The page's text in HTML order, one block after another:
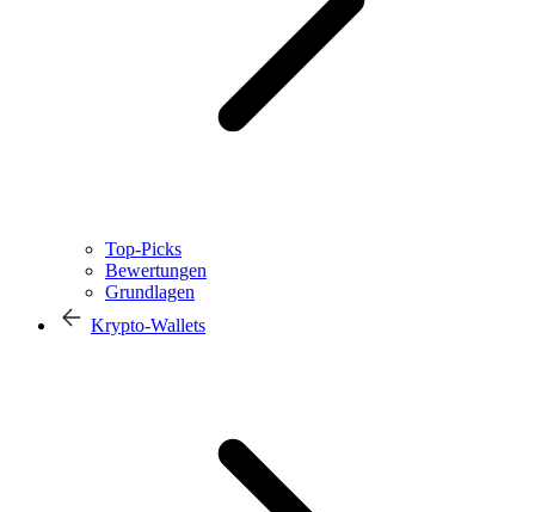
Top-Picks
Bewertungen
Grundlagen
Krypto-Wallets